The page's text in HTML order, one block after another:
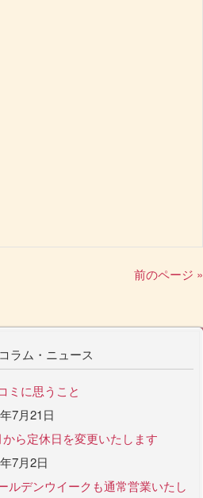
前のページ »
ラム・ニュース
ミに思うこと
7月21日
から定休日を変更いたします
7月2日
ルデンウイークも通常営業いたし